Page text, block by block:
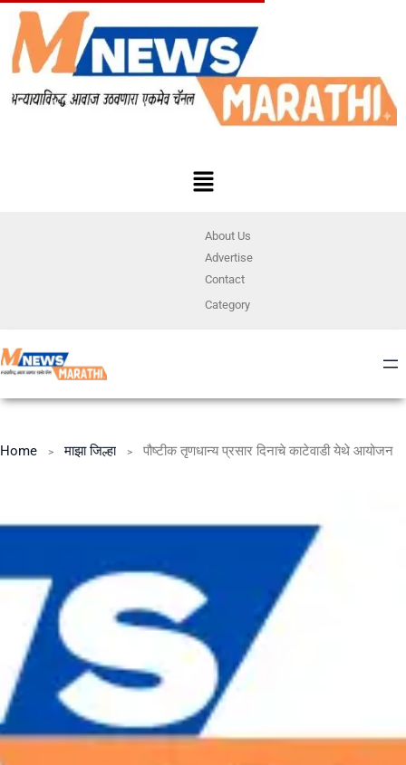
About Us
Advertise
Contact
Category
Home माझा जिल्हा पौष्टीक तृणधान्य प्रसार दिनाचे काटेवाडी येथे आयोजन